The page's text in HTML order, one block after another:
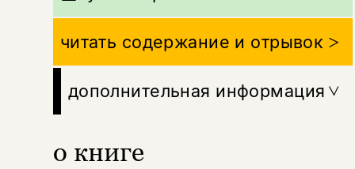
о книге
читать содержание и отрывок
дополнительная информация